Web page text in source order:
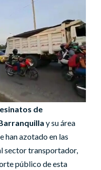
de
y su área
han azotado en las
sector transportador,
público de esta